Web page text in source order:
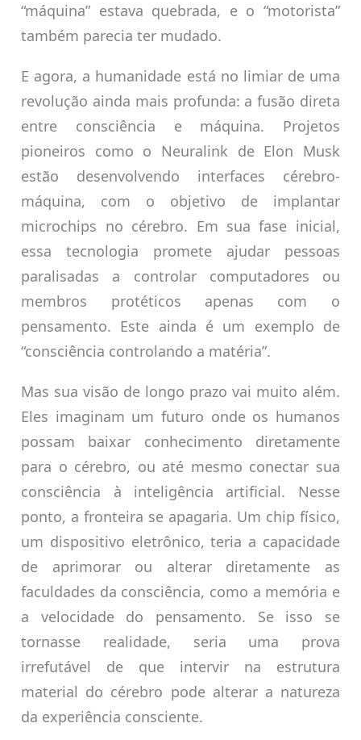
“máquina” estava quebrada, e o “motorista”
também parecia ter mudado.
E agora, a humanidade está no limiar de uma
revolução ainda mais profunda: a fusão direta
entre consciência e máquina. Projetos
pioneiros como o Neuralink de Elon Musk
estão desenvolvendo interfaces cérebro-
máquina, com o objetivo de implantar
microchips no cérebro. Em sua fase inicial,
essa tecnologia promete ajudar pessoas
paralisadas a controlar computadores ou
membros protéticos apenas com o
pensamento. Este ainda é um exemplo de
“consciência controlando a matéria”.
Mas sua visão de longo prazo vai muito além.
Eles imaginam um futuro onde os humanos
possam baixar conhecimento diretamente
para o cérebro, ou até mesmo conectar sua
consciência à inteligência artificial. Nesse
ponto, a fronteira se apagaria. Um chip físico,
um dispositivo eletrônico, teria a capacidade
de aprimorar ou alterar diretamente as
faculdades da consciência, como a memória e
a velocidade do pensamento. Se isso se
tornasse realidade, seria uma prova
irrefutável de que intervir na estrutura
material do cérebro pode alterar a natureza
da experiência consciente.